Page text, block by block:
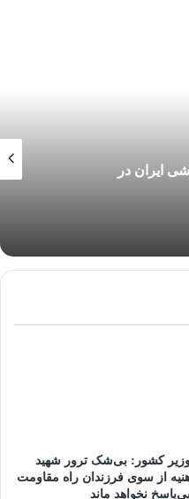
پزشکیان به مجلس
کشور: بی‌شک ترور شهید
از سوی فرزندان راه مقاومت
نخواهد ماند